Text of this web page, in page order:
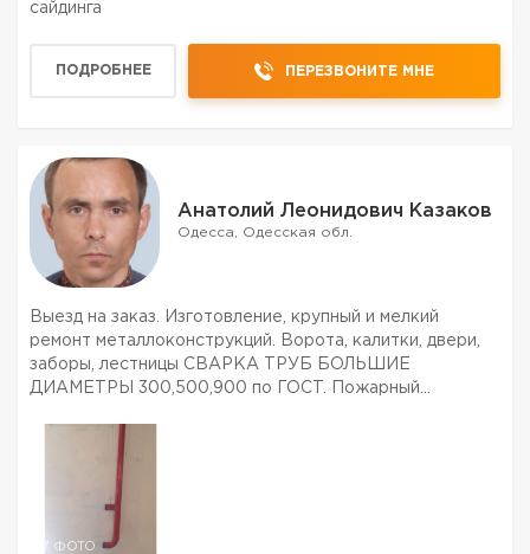
сайдинга
ПОДРОБНЕЕ ПЕРЕЗВОНИТЕ МНЕ
Анатолий Леонидович Казаков
Одесса, Одесская обл.
Выезд на заказ. Изготовление, крупный и мелкий
ремонт металлоконструкций. Ворота, калитки, двери,
заборы, лестницы СВАРКА ТРУБ БОЛЬШИЕ
ДИАМЕТРЫ 300,500,900 по ГОСТ. Пожарный
7 ФОТО